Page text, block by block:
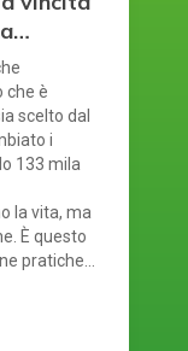
che è
scelto dal
i
133 mila
la vita, ma
È questo
pratiche,
tutto